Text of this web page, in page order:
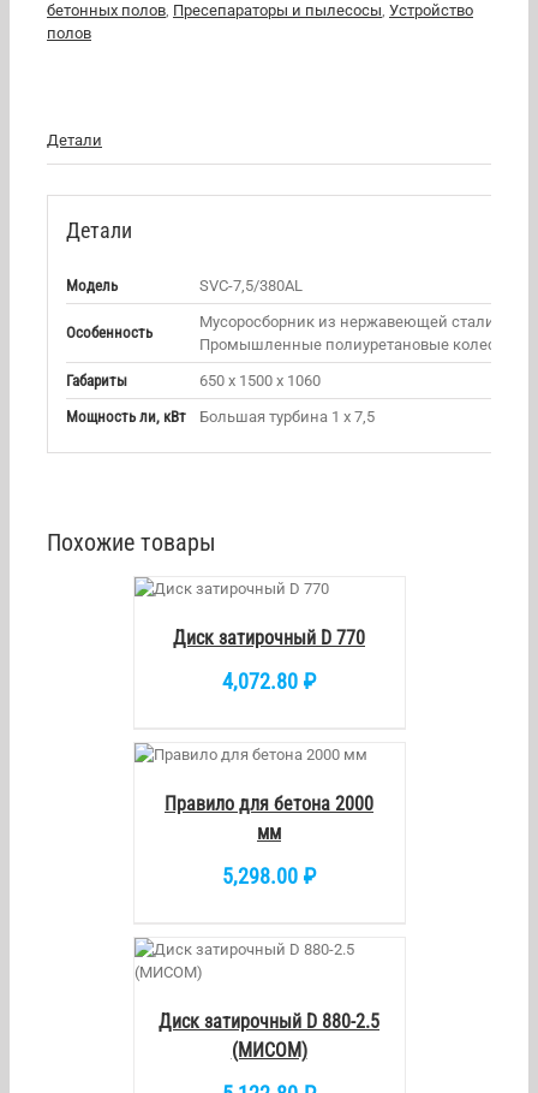
бетонных полов, Пресепараторы и пылесосы, Устройство
полов
Детали
Детали
Модель SVC-7,5/380AL
Особенность
Мусоросборник из нержавеющей стали.
Промышленные полиуретановые колеса.
Габариты
650 х 1500 х 1060
Мощность ли, кВт
Большая турбина 1 х 7,5
Похожие товары
Диск затирочный D 770
4,072.80 ₽
Правило для бетона 2000
мм
5,298.00 ₽
Диск затирочный D 880-2.5
(МИСОМ)